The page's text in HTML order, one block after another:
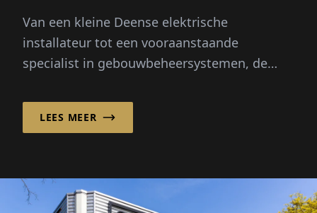
Van een kleine Deense elektrische
installateur tot een vooraanstaande
specialist in gebouwbeheersystemen, de
stijgende...
LEES MEER